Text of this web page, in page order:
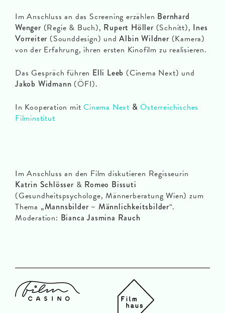
Im Anschluss an das Screening erzählen Bernhard
Wenger(Regie & Buch), Rupert Höller(Schnitt), Ines
Vorreiter (Sounddesign) undAlbin Wildner(Kamera)
von der Erfahrung, ihren ersten Kinofilm zu realisieren.
Das Gespräch führen Elli Leeb (Cinema Next) und
Jakob Widmann (ÖFI).
In Kooperation mitCinema Next &Österreichisches
Filminstitut
Im Anschluss an den Film diskutieren Regisseurin
Katrin Schlösser& Romeo Bissuti
(Gesundheitspsychologe, Männerberatung Wien) zum
Thema „Mannsbilder – Männlichkeitsbilder“.
Moderation: Bianca Jasmina Rauch